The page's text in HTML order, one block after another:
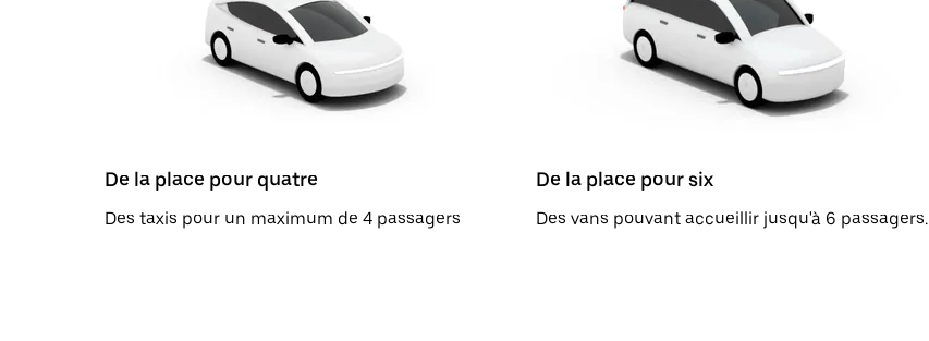
De la place pour quatre
Des taxis pour un maximum de 4 passagers
De la place pour six
Des vans pouvant accueillir jusqu'à 6 passagers.